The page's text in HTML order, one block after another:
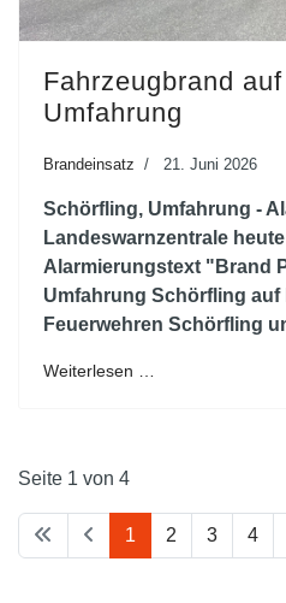
Fahrzeugbrand
Umfahrung
Brandeinsatz 21. Juni 2026
Schörfling, Umfahrung -
Landeswarnzentrale
Alarmierungstext "Brand
Umfahrung Schörfling auf
Feuerwehren Schörfling
Weiterlesen …
Seite 1 von 4
1 2 3 4